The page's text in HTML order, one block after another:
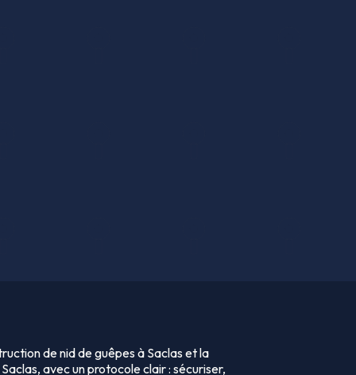
de nid de guêpes à Saclas et la
avec un protocole clair : sécuriser,